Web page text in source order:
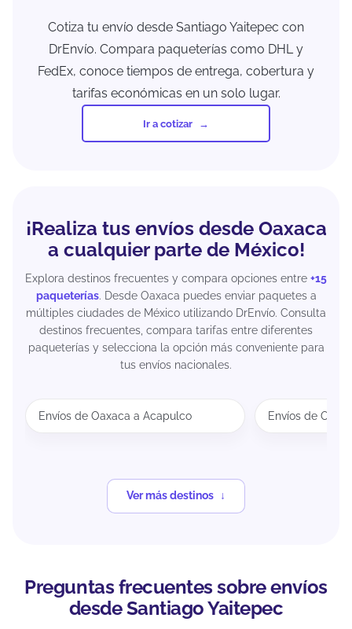
Cotiza tu envío desde Santiago Yaitepec con
DrEnvío. Compara paqueterías como DHL y
FedEx, conoce tiempos de entrega, cobertura y
tarifas económicas en un solo lugar.
Ir a cotizar
¡Realiza tus envíos desde Oaxaca
a cualquier parte de México!
Explora destinos frecuentes y compara opciones entre +15
paqueterías. Desde Oaxaca puedes enviar paquetes a
múltiples ciudades de México utilizando DrEnvío. Consulta
destinos frecuentes, compara tarifas entre diferentes
paqueterías y selecciona la opción más conveniente para
tus envíos nacionales.
Envíos de Oaxaca a Acapulco Envíos de
Ver más destinos
Preguntas frecuentes sobre envíos
desde Santiago Yaitepec